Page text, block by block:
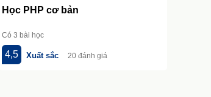
Học PHP cơ bản
Có 3 bài học
4,5 Xuất sắc 20 đánh giá